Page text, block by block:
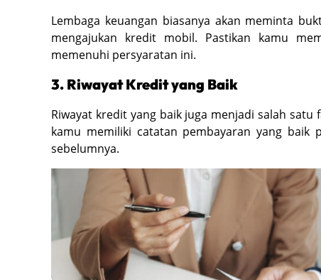
Lembaga keuangan biasanya akan meminta
mengajukan kredit mobil. Pastikan kamu
memenuhi persyaratan ini.
3. Riwayat Kredit yang Baik
Riwayat kredit yang baik juga menjadi salah
kamu memiliki catatan pembayaran yang
sebelumnya.